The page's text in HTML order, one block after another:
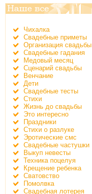
Чихалка
Свадебные приметы
Организация свадьбы
Свадебные гадания
Медовый месяц
Сценарий свадьбы
Венчание
Дети
Свадебные тесты
Стихи
Жизнь до свадьбы
Это интересно
Праздники
Стихи о разлуке
Эротические смс
Свадебные частушки
Выкуп невесты
Техника поцелуя
Крещение ребенка
Сватовство
Помолвка
Свадебная лотерея